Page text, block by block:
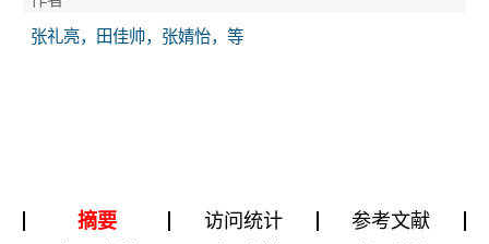
张礼亮，田佳帅，张婧怡，等
摘要 访问统计
参考文献